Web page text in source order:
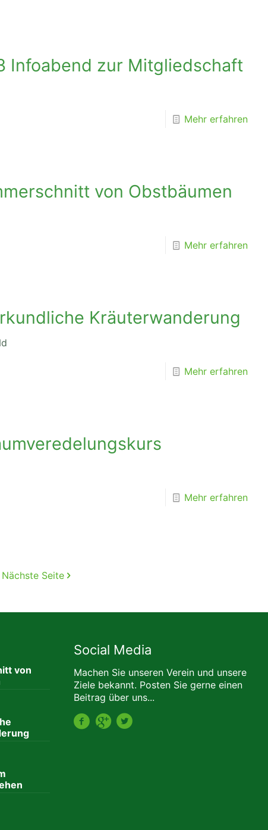
Infoabend zur Mitgliedschaft
Mehr erfahren
von Obstbäumen
Mehr erfahren
Kräuterwanderung
Mehr erfahren
Mehr erfahren
Nächste Seite
von
Social Media
Machen Sie unseren Verein und unsere
Ziele bekannt. Posten Sie gerne einen
Beitrag über uns...